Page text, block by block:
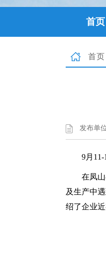
首页
首页
发布单
9月
在凤
及生产中
绍了企业